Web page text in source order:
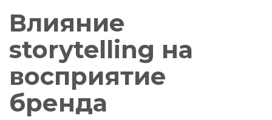
Влияние
storytelling на
восприятие
бренда